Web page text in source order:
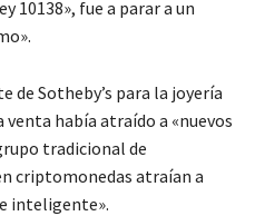
10138», fue a parar a un
de Sotheby’s para la joyería
venta había atraído a «nuevos
tradicional de
criptomonedas atraían a
inteligente».